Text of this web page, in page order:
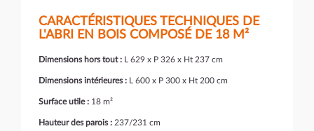
CARACTÉRISTIQUES TECHNIQUES DE
L'ABRI EN BOIS COMPOSÉ DE 18 M²
Dimensions hors tout : L 629 x P 326 x Ht 237 cm
Dimensions intérieures : L 600 x P 300 x Ht 200 cm
Surface utile : 18 m²
Hauteur des parois : 237/231 cm